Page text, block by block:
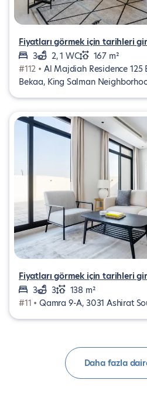
Fiyatları görmek için tarihleri
3
2, 1 WC
167 m²
#112 • Al Majdiah Residence 125
Bekaa, King Salman
Fiyatları görmek için tarihleri
3
3
138 m²
#11 • Qamra 9-A, 3031 Ashirat
Daha fazla